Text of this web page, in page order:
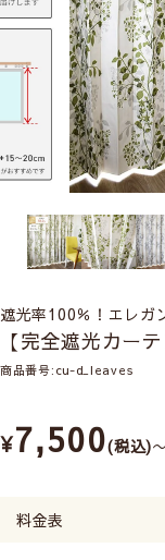
遮光率100％！エレガ
【完全遮光カー
商品番号 cu-d_leaves
¥7,500 税込 〜
料金表